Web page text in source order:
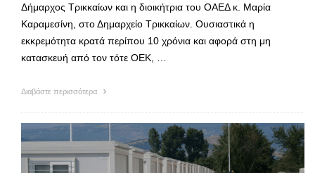
Δήμαρχος Τρικκαίων και η διοικήτρια του ΟΑΕΔ κ. Μαρία
Καραμεσίνη, στο Δημαρχείο Τρικκαίων. Ουσιαστικά η
εκκρεμότητα κρατά περίπου 10 χρόνια και αφορά στη μη
κατασκευή από τον τότε ΟΕΚ, …
Διαβάστε περισσότερα